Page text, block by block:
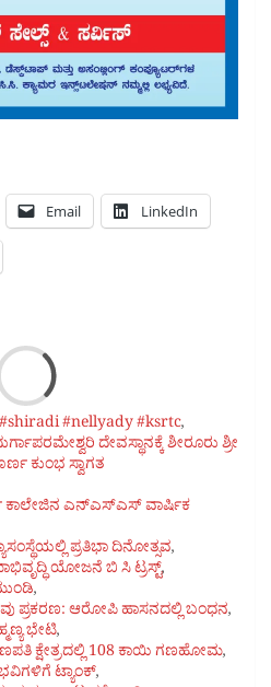
Email LinkedIn
#nellyady #ksrtc,
ದೇವಸ್ಥಾನಕ್ಕೆ ಶೀರೂರು ಶ್ರೀ
ಕುಂಭ ಸ್ವಾಗತ
ಎನ್‌ಎಸ್‌ಎಸ್ ವಾರ್ಷಿಕ
ಪ್ರತಿಭಾ ದಿನೋತ್ಸವ,
ಯೋಜನೆ ಬಿ ಸಿ ಟ್ರಸ್ಟ್‌,
,
ಪ್ರಕರಣ: ಆರೋಪಿ ಹಾಸನದಲ್ಲಿ ಬಂಧನ,
ಭೇಟಿ,
ಕ್ಷೇತ್ರದಲ್ಲಿ 108 ಕಾಯಿ ಗಣಹೋಮ,
ಟ್ಯಾಂಕ್,